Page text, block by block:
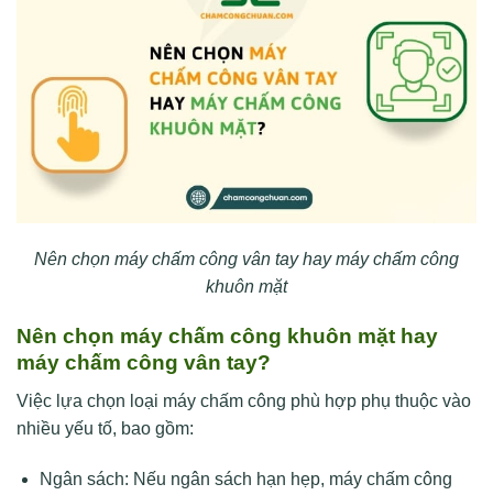
Nên chọn máy chấm công vân tay hay máy chấm công
khuôn mặt
Nên chọn máy chấm công khuôn mặt hay
máy chấm công vân tay?
Việc lựa chọn loại máy chấm công phù hợp phụ thuộc vào
nhiều yếu tố, bao gồm:
Ngân sách: Nếu ngân sách hạn hẹp, máy chấm công